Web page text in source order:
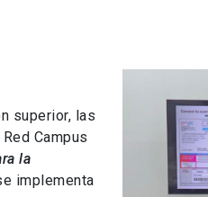
superior, las
Campus
la
implementa